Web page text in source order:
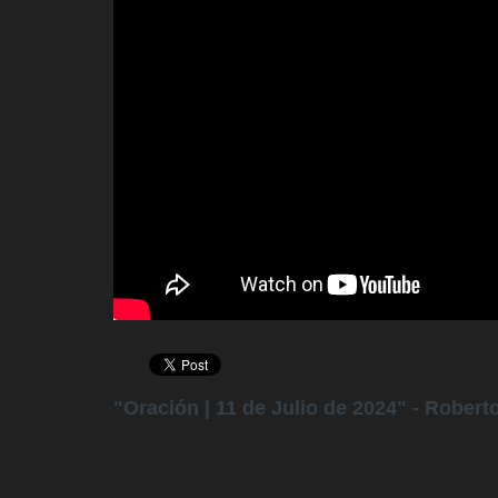
"Oración | 11 de Julio de 2024" -